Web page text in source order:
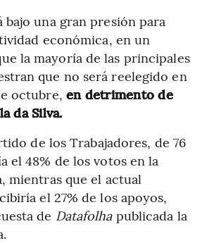
bajo una gran presión para
económica, en un
la mayoría de las principales
que no será reelegido en
octubre, en detrimento de
da Silva.
de los Trabajadores, de 76
el 48% de los votos en la
mientras que el actual
el 27% de los apoyos,
de Datafolha publicada la